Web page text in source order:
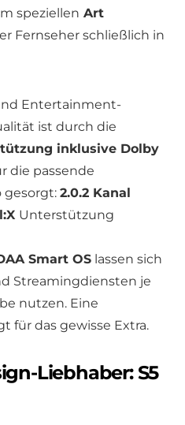
speziellen Art
Fernseher schließlich in
Entertainment-
ist durch die
inklusive Dolby
die passende
gesorgt: 2.0.2 Kanal
Unterstützung
Smart OS lassen sich
Streamingdiensten je
nutzen. Eine
für das gewisse Extra.
Liebhaber: S5